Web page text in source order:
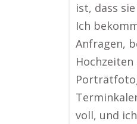
ist, dass
Ich
Anfragen,
Hochzeiten
voll, und